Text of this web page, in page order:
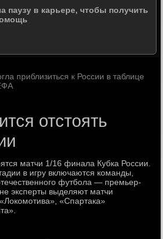
паузу в карьере, чтобы получить
приблизиться к России в таблице
отстоять
матчи 1/16 финала Кубка России.
в игру включаются команды,
футбола — премьер-
эксперты выделяют матчи
«Спартака»